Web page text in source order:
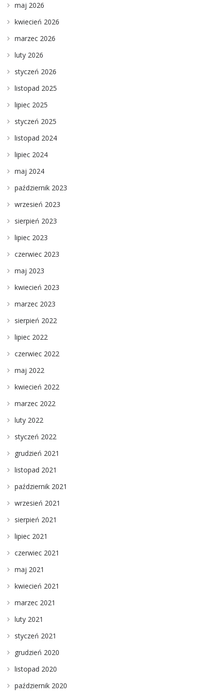
maj 2026
kwiecień 2026
marzec 2026
luty 2026
styczeń 2026
listopad 2025
lipiec 2025
styczeń 2025
listopad 2024
lipiec 2024
maj 2024
październik 2023
wrzesień 2023
sierpień 2023
lipiec 2023
czerwiec 2023
maj 2023
kwiecień 2023
marzec 2023
sierpień 2022
lipiec 2022
czerwiec 2022
maj 2022
kwiecień 2022
marzec 2022
luty 2022
styczeń 2022
grudzień 2021
listopad 2021
październik 2021
wrzesień 2021
sierpień 2021
lipiec 2021
czerwiec 2021
maj 2021
kwiecień 2021
marzec 2021
luty 2021
styczeń 2021
grudzień 2020
listopad 2020
październik 2020